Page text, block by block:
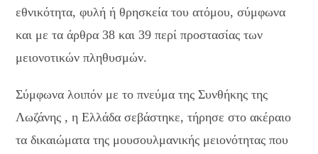
εθνικότητα, φυλή ή θρησκεία του ατόμου, σύμφωνα
και με τα άρθρα 38 και 39 περί προστασίας των
μειονοτικών πληθυσμών.
Σύμφωνα λοιπόν με το πνεύμα της Συνθήκης της
Λωζάνης , η Ελλάδα σεβάστηκε, τήρησε στο ακέραιο
τα δικαιώματα της μουσουλμανικής μειονότητας που